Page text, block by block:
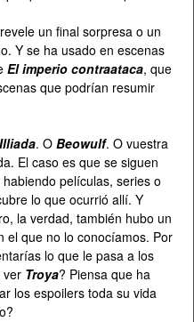
un final sorpresa o un
Y se ha usado en escenas
El imperio contraataca, que
que podrían resumir
. O Beowulf. O vuestra
El caso es que se siguen
películas, series o
lo que ocurrió allí. Y
la verdad, también hubo un
el que no lo conocíamos. Por
lo que le pasa a los
ver Troya? Piensa que ha
los espoilers toda su vida